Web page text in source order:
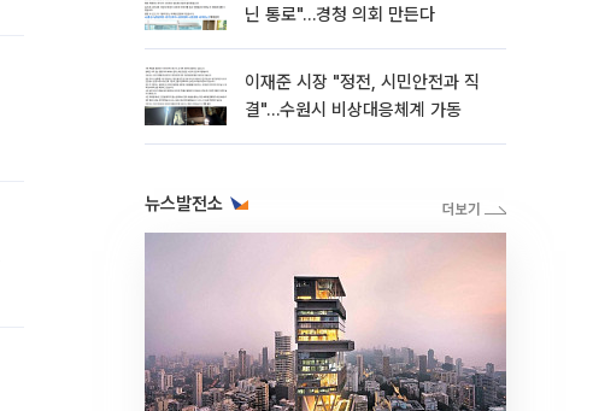
닌 통로"…경청 의회 만든다
이재준 시장 "정전, 시민안전과 직
결"…수원시 비상대응체계 가동
뉴스발전소